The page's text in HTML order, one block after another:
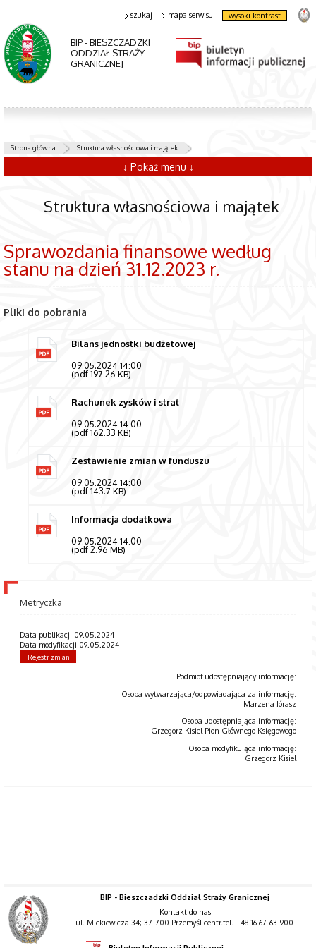
BIP - BIESZCZADZKI
ODDZIAŁ STRAŻY
GRANICZNEJ
szukaj mapa serwisu wysoki kontrast
Strona główna Struktura własnościowa i majątek
↓ Pokaż menu ↓
Struktura własnościowa i majątek
Sprawozdania finansowe według
stanu na dzień 31.12.2023 r.
Pliki do pobrania
Bilans jednostki budżetowej
09.05.2024 14:00
(pdf 197.26 KB)
Rachunek zysków i strat
09.05.2024 14:00
(pdf 162.33 KB)
Zestawienie zmian w funduszu
09.05.2024 14:00
(pdf 143.7 KB)
Informacja dodatkowa
09.05.2024 14:00
(pdf 2.96 MB)
Metryczka
Data publikacji 09.05.2024
Data modyfikacji 09.05.2024
Rejestr zmian
Podmiot udostępniający informację:
Osoba wytwarzająca/odpowiadająca za informację:
Marzena Jórasz
Osoba udostępniająca informację:
Grzegorz Kisiel Pion Głównego Księgowego
Osoba modyfikująca informację:
Grzegorz Kisiel
BIP - Bieszczadzki Oddział Straży Granicznej
Kontakt do nas
ul. Mickiewicza 34; 37-700 Przemyśl centr.tel. +48 16 67-63-900